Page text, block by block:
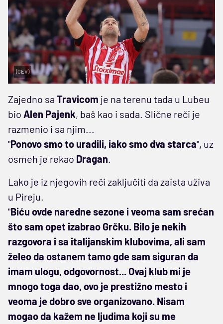
(CEV)
Zajedno sa Travicom je na terenu tada u Lubeu
bio Alen Pajenk, baš kao i sada. Slične reči je
razmenio i sa njim...
"Ponovo smo to uradili, iako smo dva starca", uz
osmeh je rekao Dragan.
Lako je iz njegovih reči zaključiti da zaista uživa
u Pireju.
"Biću ovde naredne sezone i veoma sam srećan
što sam opet izabrao Grčku. Bilo je nekih
razgovora i sa italijanskim klubovima, ali sam
želeo da ostanem tamo gde sam siguran da
imam ulogu, odgovornost... Ovaj klub mi je
mnogo toga dao, ovo je prestižno mesto i
veoma je dobro sve organizovano. Nisam
mogao da kažem ne ljudima koji su me